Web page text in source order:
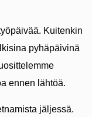
Kuitenkin
pyhäpäivinä
ennen lähtöä.
jäljessä.